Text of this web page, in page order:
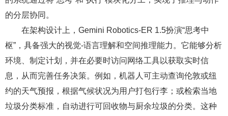
的分层协同。
在架构设计上，Gemini Robotics-ER 1.5扮演“思考中
枢”，具备强大的视觉-语言理解和空间推理能力。它能够分析
环境、制定计划，并在必要时访问网络工具以获取实时信
息，从而完善任务决策。例如，机器人可主动查询伦敦或纽
约的天气预报，根据气候状况为用户打包行李；或检索当地
垃圾分类标准，自动进行可回收物与厨余垃圾的分类。这种